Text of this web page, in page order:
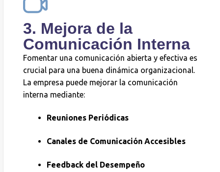
3. Mejora de la
Comunicación Interna
Fomentar una comunicación abierta y efectiva es
crucial para una buena dinámica organizacional.
La empresa puede mejorar la comunicación
interna mediante:
Reuniones Periódicas
Canales de Comunicación Accesibles
Feedback del Desempeño